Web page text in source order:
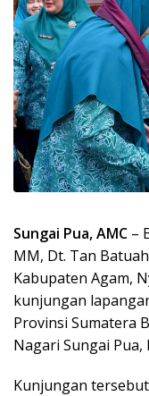
Sungai Pua, AMC –
MM, Dt. Tan
Kabupaten Agam,
kunjungan
Provinsi Sumatera
Nagari Sungai Pua,
Kunjungan